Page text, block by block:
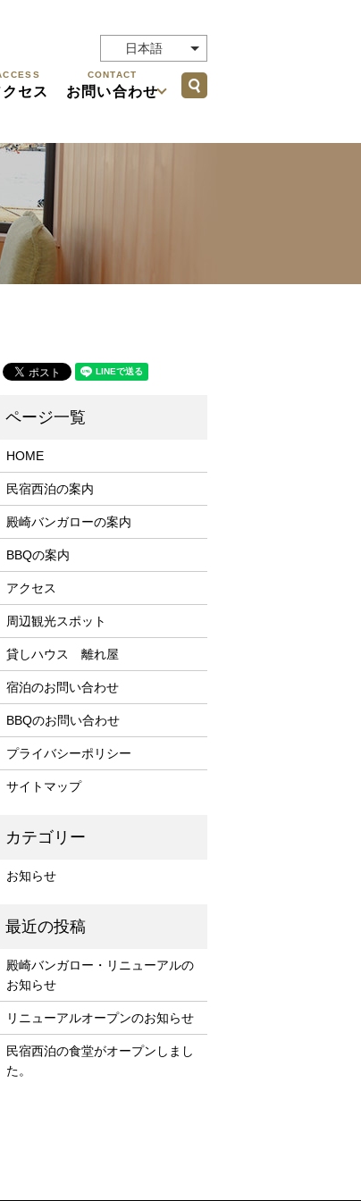
日本語
セス
CONTACT
お問い合わせ
HOME
民宿西泊の案内
殿崎バンガローの案内
BBQの案内
アクセス
周辺観光スポット
貸しハウス 離れ屋
宿泊のお問い合わせ
BBQのお問い合わせ
プライバシーポリシー
サイトマップ
お知らせ
殿崎バンガロー・リニューアルの
お知らせ
リニューアルオープンのお知らせ
民宿西泊の食堂がオープンしまし
た。